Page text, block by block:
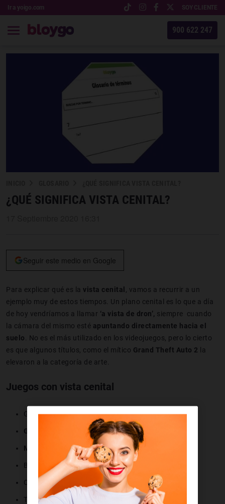
Ir a yoigo.com SOY CLIENTE
900 622 247
¿QUÉ SIGNIFICA VISTA CENITAL?
Seguir este medio en Google
Para explicar qué es la vista cenital
, vamos a recurrir a un
ejemplo muy de estos tiempos. Un plano cenital es lo que a día
de hoy vendríamos a llamar ‘a vista de dron’, siempre cuando
la cámara del mismo esté apuntando directamente hacia el
suelo . No es el más utilizado en los videojuegos, pero lo cierto
es que algunos títulos, como el mítico Grand Theft Auto 2 la
elevaron a la categoría de arte.
Juegos con vista cenital
Grand Theft Auto
Grand Thetf Auto 2
Metal Gear Solid
Bomberman
Crusader: No Remorse
Theme Hospital